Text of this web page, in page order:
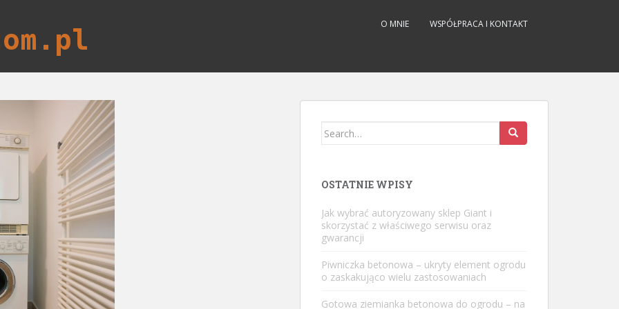
O MNIE WSPÓŁPRACA I KONTAKT
Search
OSTATNIE WPISY
Jak wybrać autoryzowany sklep Giant i
skorzystać z właściwego serwisu oraz
gwarancji
Piwniczka betonowa – ukryty element ogrodu
o zaskakująco wielu zastosowaniach
Gotowa ziemianka betonowa do ogrodu – na